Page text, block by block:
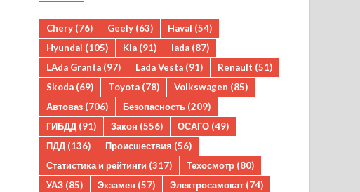
Chery (76) Geely (63) Haval (54)
Hyundai (105) Kia (91) lada (87)
LAda Granta (97) Lada Vesta (91) Renault (51)
Skoda (69) Toyota (78) Volkswagen (85)
Автоваз (706) Безопасность (209)
ГИБДД (91) Закон (556) ОСАГО (49)
ПДД (136) Происшествия (56)
Статистика и рейтинги (317) Техосмотр (80)
УАЗ (85) Экзамен (57) Электросамокат (74)